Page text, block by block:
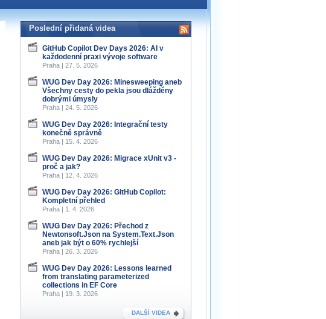
Poslední přidaná videa
GitHub Copilot Dev Days 2026: AI v
každodenní praxi vývoje software
Praha | 27. 5. 2026
WUG Dev Day 2026: Minesweeping aneb
Všechny cesty do pekla jsou dlážděny
dobrými úmysly
Praha | 24. 5. 2026
WUG Dev Day 2026: Integrační testy
konečně správně
Praha | 15. 4. 2026
WUG Dev Day 2026: Migrace xUnit v3 -
proč a jak?
Praha | 12. 4. 2026
WUG Dev Day 2026: GitHub Copilot:
Kompletní přehled
Praha | 1. 4. 2026
WUG Dev Day 2026: Přechod z
Newtonsoft.Json na System.Text.Json
aneb jak být o 60% rychlejší
Praha | 26. 3. 2026
WUG Dev Day 2026: Lessons learned
from translating parameterized
collections in EF Core
Praha | 19. 3. 2026
DALŠÍ VIDEA